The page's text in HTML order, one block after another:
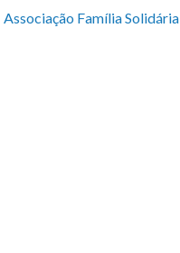
Associação Família Solidária